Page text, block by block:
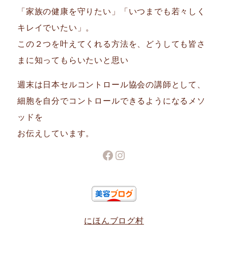
「家族の健康を守りたい」「いつまでも若々しく
キレイでいたい」。
この２つを叶えてくれる方法を、どうしても皆さ
まに知ってもらいたいと思い
週末は日本セルコントロール協会の講師として、
細胞を自分でコントロールできるようになるメソ
ッドを
お伝えしています。
Facebook
Instagram
にほんブログ村